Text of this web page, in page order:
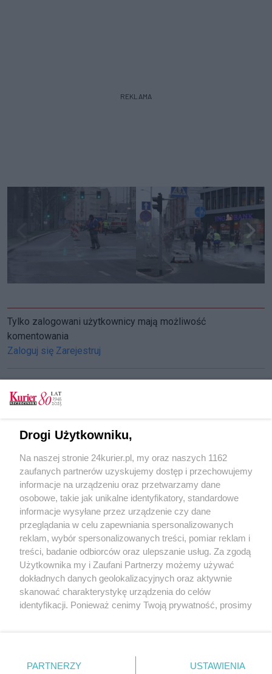
REKLAMA
Tylko zalogowani użytkownicy mają możliwość
komentowania
Zaloguj się Zarejestruj
Zaiskrzyło na otwarciu hali [GALERIA, FILM]
W czwartek aleja przejezdna
Niepodległości czeka na Joannę d’Arc [GALERIA]
POGODA
14℃
Zobacz prognozę na 3 dni
Copyright © 2022 Kurier Szczeciński sp. z o.o.
Drogi Użytkowniku,
Na naszej stronie 24kurier.pl, my oraz naszych 1162
zaufanych partnerów uzyskujemy dostęp i przechowujemy
informacje na urządzeniu oraz przetwarzamy dane
osobowe, takie jak unikalne identyfikatory, standardowe
informacje wysyłane przez urządzenie czy dane
przeglądania w celu zapewniania spersonalizowanych
reklam, wybór spersonalizowanych treści, pomiar reklam i
treści, badanie odbiorców oraz ulepszanie usług. Za zgodą
Użytkownika my i Zaufani Partnerzy możemy używać
dokładnych danych geolokalizacyjnych oraz aktywnie
skanować charakterystykę urządzenia do celów
identyfikacji. Ponieważ cenimy Twoją prywatność, prosimy
prywatności znajdujący się w lewym dolnym rogu strony
. Niektóre rodzaje przetwarzania danych nie wymagają
PARTNERZY USTAWIENIA